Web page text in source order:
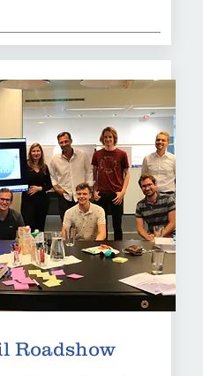
Roadshow